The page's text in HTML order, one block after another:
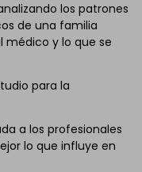
los patrones
de una familia
médico y lo que se
para la
a los profesionales
lo que influye en